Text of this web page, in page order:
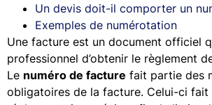
Un devis doit-il comporter un
Exemples de numérotation
Une facture est un document officiel
professionnel d’obtenir le règlement
Le numéro de facture fait partie des
obligatoires de la facture. Celui-ci fait